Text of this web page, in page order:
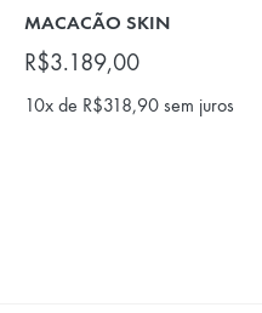
MACACÃO SKIN
R$3.189,00
10x de R$318,90 sem juros